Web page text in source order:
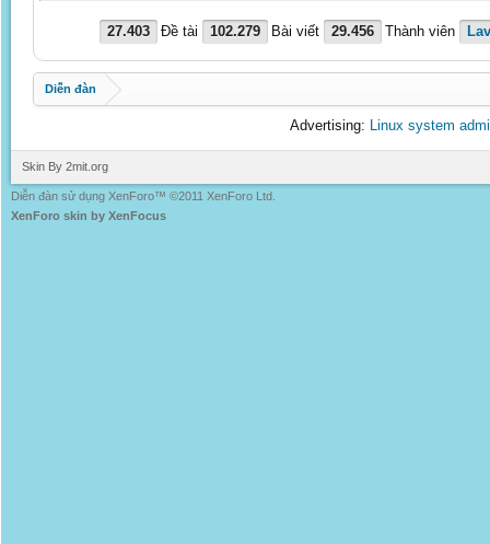
27.403 Đề tài 102.279 Bài viết 29.456 Thành viên
Diễn đàn
Advertising: Linux system
Skin By 2mit.org
Diễn đàn sử dụng XenForo™ ©2011 XenForo Ltd.
XenForo skin by XenFocus